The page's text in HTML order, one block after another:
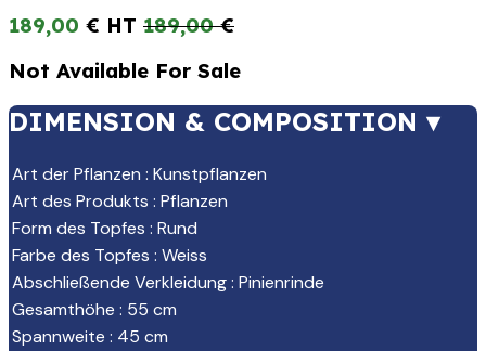
189,00 € 189,00€
Not Available For Sale
DIMENSION & COMPOSITION ▾
Art der Pflanzen : Kunstpflanzen
Art des Produkts : Pflanzen
Form des Topfes : Rund
Farbe des Topfes : Weiss
Abschließende Verkleidung: Pinienrinde
Gesamthöhe : 55 cm
Spannweite : 45 cm